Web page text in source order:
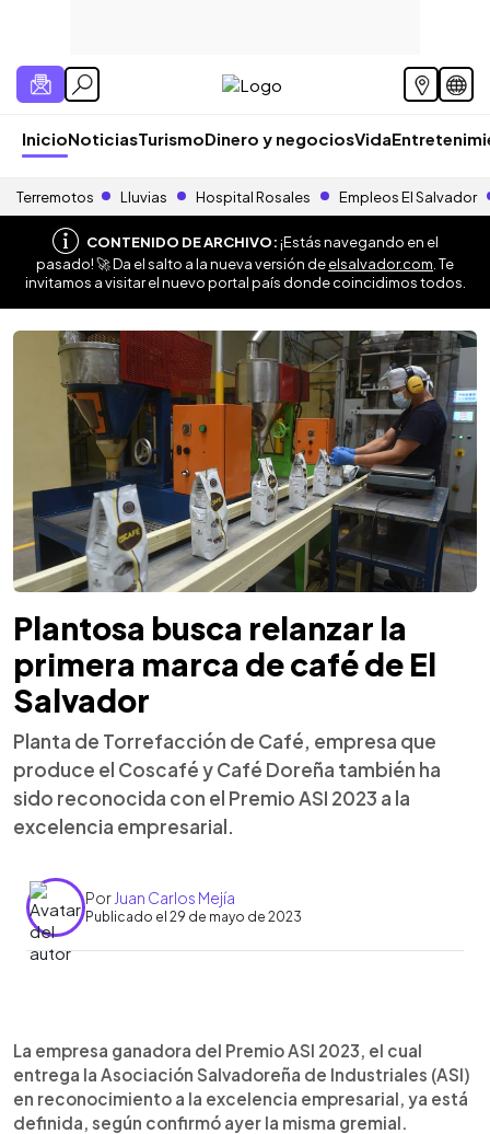
InicioNoticiasTurismoDinero y negociosVida
Terremotos Lluvias Hospital Rosales Empleos El Salvador
CONTENIDO DE ARCHIVO:¡Estás navegando en el
pasado! 🚀 Da el salto a la nueva versión deelsalvador.com . Te
invitamos a visitar el nuevo portal país donde coincidimos todos.
Plantosa busca relanzar la
primera marca de café de El
Salvador
Planta de Torrefacción de Café, empresa que
produce el Coscafé y Café Doreña también ha
sido reconocida con el Premio ASI 2023 a la
excelencia empresarial.
Por Juan Carlos Mejía
Publicado el 29 de mayo de 2023
Escuchar artículo
La empresa ganadora del Premio ASI 2023, el cual
entrega la Asociación Salvadoreña de Industriales (ASI)
en reconocimiento a la excelencia empresarial, ya está
definida, según confirmó ayer la misma gremial.